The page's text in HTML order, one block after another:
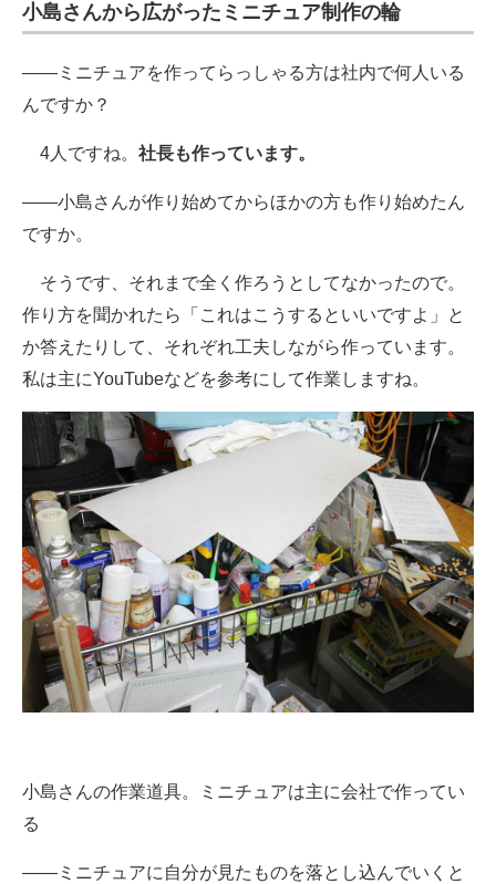
小島さんから広がったミニチュア制作の輪
――ミニチュアを作ってらっしゃる方は社内で何人いる
んですか？
4人ですね。 社長も作っています。
――小島さんが作り始めてからほかの方も作り始めたん
ですか。
そうです、それまで全く作ろうとしてなかったので。
作り方を聞かれたら「これはこうするといいですよ」と
か答えたりして、それぞれ工夫しながら作っています。
私は主にYouTubeなどを参考にして作業しますね。
小島さんの作業道具。ミニチュアは主に会社で作ってい
る
――ミニチュアに自分が見たものを落とし込んでいくと